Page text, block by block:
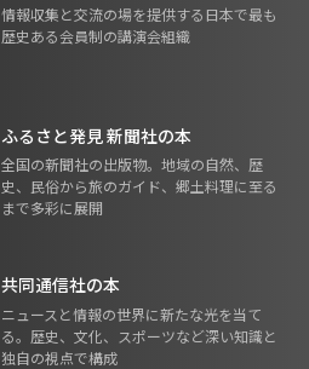
情報収集と交流の場を提供する日本で最も
歴史ある会員制の講演会組織
ふるさと発見 新聞社の本
全国の新聞社の出版物。地域の自然、歴
史、民俗から旅のガイド、郷土料理に至る
まで多彩に展開
共同通信社の本
ニュースと情報の世界に新たな光を当て
る。歴史、文化、スポーツなど深い知識と
独自の視点で構成